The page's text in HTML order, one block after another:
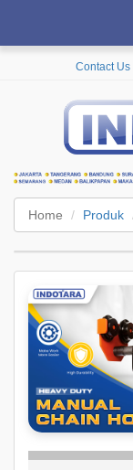
Contact Us
Home Produk